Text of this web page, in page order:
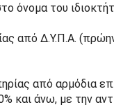
όνομα του
από Δ.Υ.Π.Α.
από αρμόδια
και άνω, με την